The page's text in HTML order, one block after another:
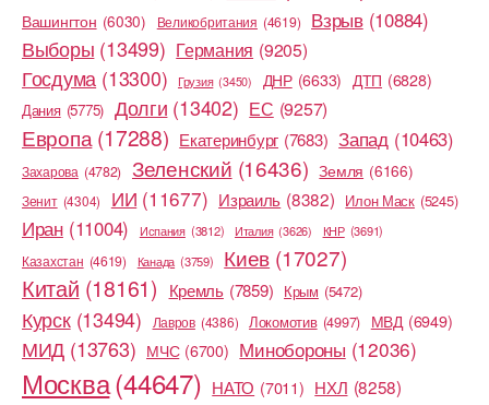
Вашингтон (6030) Великобритания (4619) Взрыв (10884)
Выборы (13499) Германия (9205)
Госдума (13300) Грузия (3450) ДНР (6633) ДТП (6828)
Дания (5775) Долги (13402) ЕС (9257)
Европа (17288) Екатеринбург (7683) Запад (10463)
Захарова (4782) Зеленский (16436) Земля (6166)
Зенит (4304) ИИ (11677) Израиль (8382) Илон Маск (5245)
Иран (11004) Испания (3812) Италия (3626) КНР (3691)
Казахстан (4619) Канада (3759) Киев (17027)
Китай (18161) Кремль (7859) Крым (5472)
Курск (13494) Лавров (4386) Локомотив (4997) МВД (6949)
МИД (13763) МЧС (6700) Минобороны (12036)
Москва(44647) НАТО (7011) НХЛ (8258)